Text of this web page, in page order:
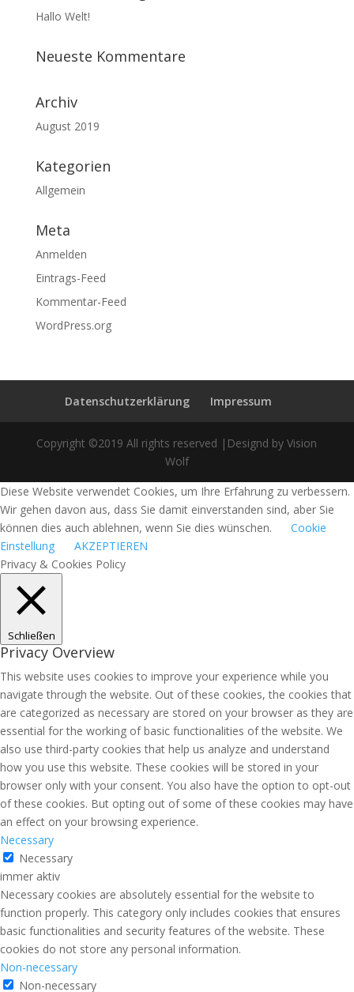
Hallo Welt!
Neueste Kommentare
Archiv
August 2019
Kategorien
Allgemein
Meta
Anmelden
Eintrags-Feed
Kommentar-Feed
WordPress.org
Datenschutzerklärung Impressum
Copyright ©2019 All rights reserved |Designd by Vision
Wolf
Diese Website verwendet Cookies, um Ihre Erfahrung zu verbessern.
Wir gehen davon aus, dass Sie damit einverstanden sind, aber Sie
können dies auch ablehnen, wenn Sie dies wünschen.
Cookie
Einstellung
AKZEPTIEREN
Privacy & Cookies Policy
Schließen
Privacy Overview
This website uses cookies to improve your experience while you
navigate through the website. Out of these cookies, the cookies that
are categorized as necessary are stored on your browser as they are
essential for the working of basic functionalities of the website. We
also use third-party cookies that help us analyze and understand
how you use this website. These cookies will be stored in your
browser only with your consent. You also have the option to opt-out
of these cookies. But opting out of some of these cookies may have
an effect on your browsing experience.
Necessary
Necessary
immer aktiv
Necessary cookies are absolutely essential for the website to
function properly. This category only includes cookies that ensures
basic functionalities and security features of the website. These
cookies do not store any personal information.
Non-necessary
Non-necessary